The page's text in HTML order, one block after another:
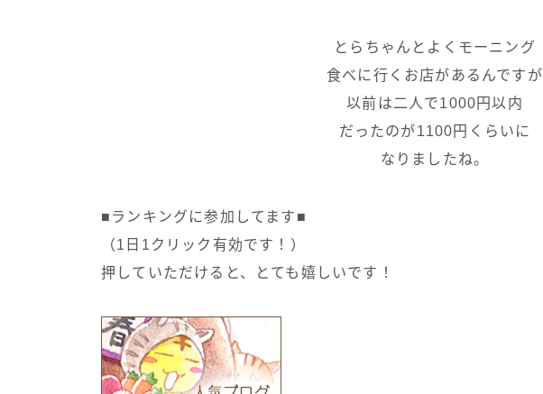
とらちゃんとよくモーニング
食べに行くお店があるんですが
以前は二人で1000円以内
だったのが1100円くらいに
なりましたね。
■ランキングに参加してます■
（1日1クリック有効です！）
押していただけると、とても嬉しいです！